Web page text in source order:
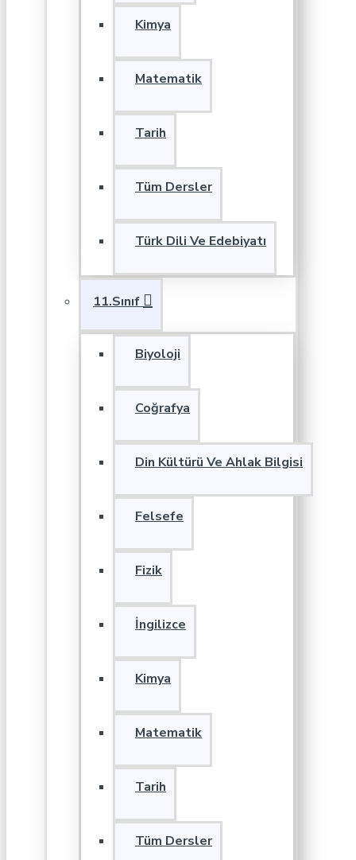
Kimya
Matematik
Tarih
Tüm Dersler
Türk Dili Ve Edebiyatı
11.Sınıf
Biyoloji
Coğrafya
Din Kültürü Ve Ahlak Bilgisi
Felsefe
Fizik
İngilizce
Kimya
Matematik
Tarih
Tüm Dersler